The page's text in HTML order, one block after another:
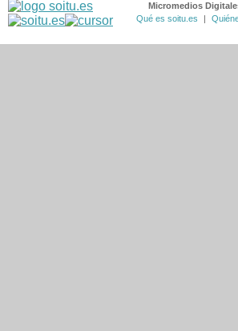
Micromedios
Qué es soitu.es
|